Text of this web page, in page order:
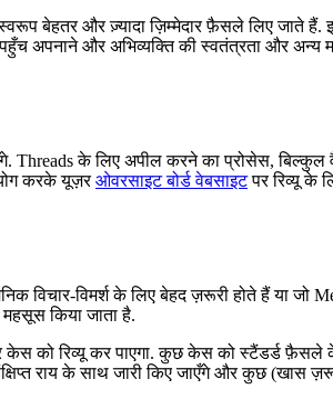
बेहतर और ज़्यादा ज़िम्मेदार फ़ैसले लिए जाते हैं.
अपनाने और अभिव्यक्ति की स्वतंत्रता और अन्य
के लिए अपील करने का प्रोसेस, बिल्कुल
करके यूज़रओवरसाइट बोर्ड वेबसाइटपर रिव्यू के
विमर्श के लिए बेहद ज़रूरी होते हैं या जो
किया जाता है.
रिव्यू कर पाएगा. कुछ केस को स्टैंडर्ड फ़ैसले के
राय के साथ जारी किए जाएँगे और कुछ (खास